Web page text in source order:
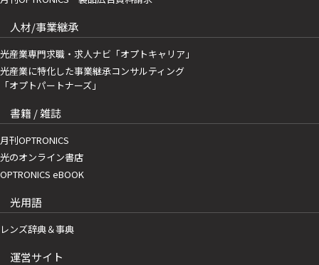
人材/事業継承
光産業専門求職・求人ナビ「オプトキャリア」
光産業に特化した事業継承コンサルティング
「オプトパートナーズ」
書籍 / 雑誌
月刊OPTRONICS
光のオンライン書店
OPTRONICS eBOOK
光用語
レンズ辞典＆事典
運営サイト